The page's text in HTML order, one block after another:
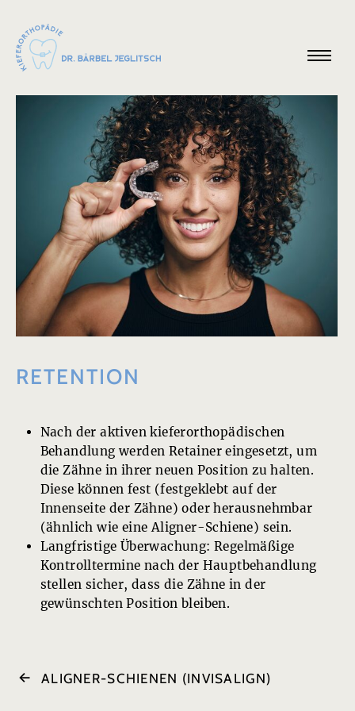
RETENTION
Nach der aktiven kieferorthopädischen
Behandlung werden Retainer eingesetzt, um
die Zähne in ihrer neuen Position zu halten.
Diese können fest (festgeklebt auf der
Innenseite der Zähne) oder herausnehmbar
(ähnlich wie eine Aligner-Schiene) sein.
Langfristige Überwachung: Regelmäßige
Kontrolltermine nach der Hauptbehandlung
stellen sicher, dass die Zähne in der
gewünschten Position bleiben.
ALIGNER-SCHIENEN (INVISALIGN)